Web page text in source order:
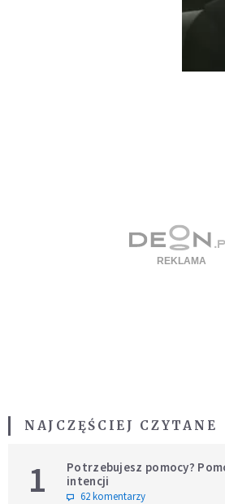
NAJCZĘŚCIEJ CZYTANE
1
Potrzebujesz pomocy?
intencji
62 komentarzy